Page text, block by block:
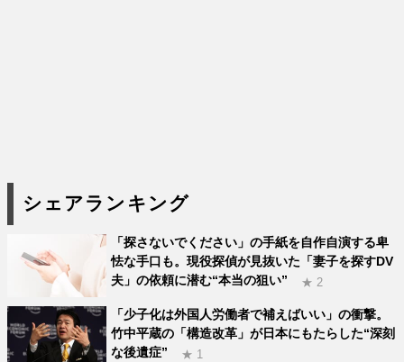
シェアランキング
「探さないでください」の手紙を自作自演する卑
怯な手口も。現役探偵が見抜いた「妻子を探すDV
夫」の依頼に潜む“本当の狙い”
★ 2
「少子化は外国人労働者で補えばいい」の衝撃。
竹中平蔵の「構造改革」が日本にもたらした“深刻
な後遺症”
★ 1